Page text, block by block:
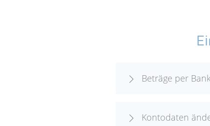
Beträge per
Kontodaten